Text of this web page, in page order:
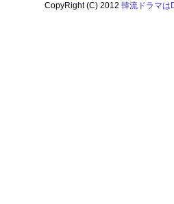
CopyRight (C) 2012韓流ドラマは